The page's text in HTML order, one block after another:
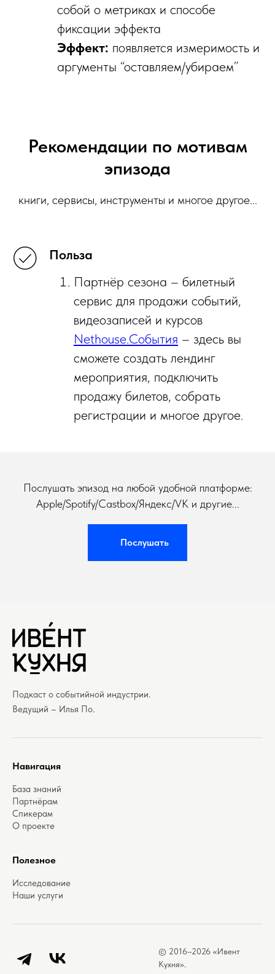
собой о метриках и способе
фиксации эффекта
Эффект: появляется измеримость и
аргументы “оставляем/убираем”
Рекомендации по мотивам
эпизода
книги, сервисы, инструменты и многое другое...
Польза
Партнёр сезона – билетный
сервис для продажи событий,
видеозаписей и курсов
Nethouse.События – здесь вы
сможете создать лендинг
мероприятия, подключить
продажу билетов, собрать
регистрации и многое другое.
Послушать эпизод на любой удобной платформе:
Apple/Spotify/Castbox/Яндекс/VK и другие...
Послушать
Подкаст о событийной индустрии.
Ведущий – Илья По.
Навигация
База знаний
Партнёрам
Спикерам
О проекте
Полезное
Исследование
Наши услуги
TelegramВКонтакте
© 2016–2026 «Ивент
Кухня».